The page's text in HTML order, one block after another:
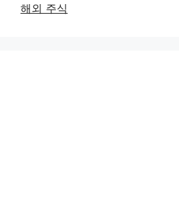
해외 주식